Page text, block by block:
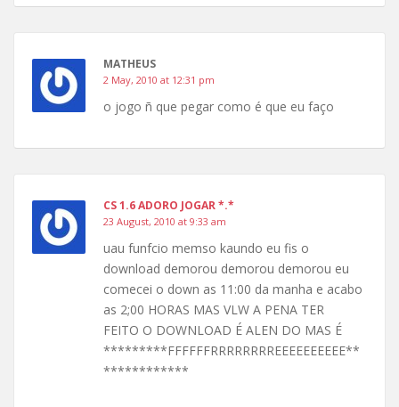
MATHEUS
2 May, 2010 at 12:31 pm
o jogo ñ que pegar como é que eu faço
CS 1.6 ADORO JOGAR *.*
23 August, 2010 at 9:33 am
uau funfcio memso kaundo eu fis o
download demorou demorou demorou eu
comecei o down as 11:00 da manha e acabo
as 2;00 HORAS MAS VLW A PENA TER
FEITO O DOWNLOAD É ALEN DO MAS É
*********FFFFFFRRRRRRRREEEEEEEEEE**
************